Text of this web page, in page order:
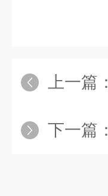
上一篇：
下一篇：